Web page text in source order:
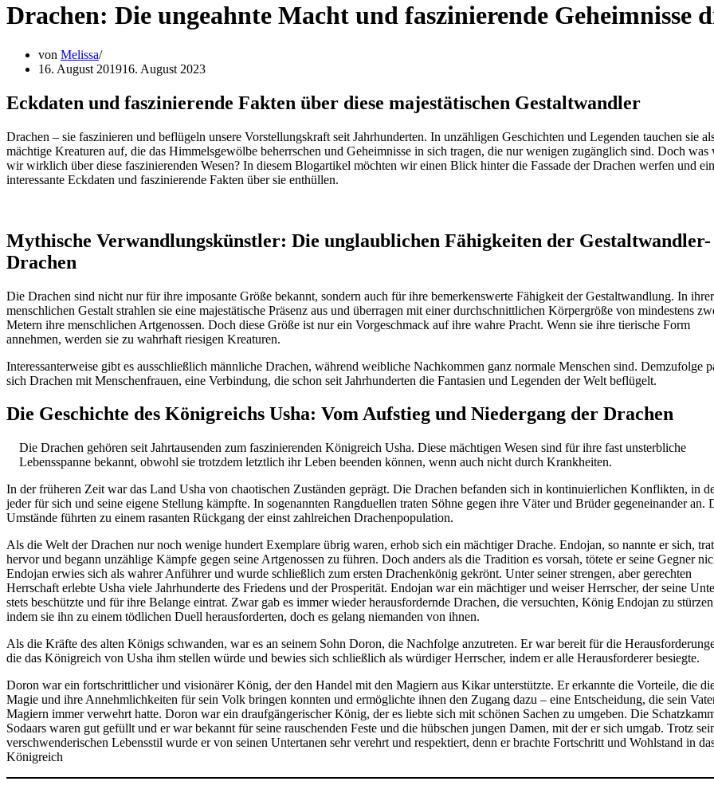
Drachen: Die ungeahnte Macht und faszinierende Geheimnisse
von Melissa
16. August 201916. August 2023
Eckdaten und faszinierende Fakten über diese majestätischen Gestaltwandler
Drachen – sie faszinieren und beflügeln unsere Vorstellungskraft seit Jahrhunderten. In unzähligen Geschichten und Legenden tauchen sie
mächtige Kreaturen auf, die das Himmelsgewölbe beherrschen und Geheimnisse in sich tragen, die nur wenigen zugänglich sind. Doch was
wir wirklich über diese faszinierenden Wesen? In diesem Blogartikel möchten wir einen Blick hinter die Fassade der Drachen werfen und
interessante Eckdaten und faszinierende Fakten über sie enthüllen.
Mythische Verwandlungskünstler: Die unglaublichen Fähigkeiten der Gestaltwandler-
Drachen
Die Drachen sind nicht nur für ihre imposante Größe bekannt, sondern auch für ihre bemerkenswerte Fähigkeit der Gestaltwandlung. In ihrer
menschlichen Gestalt strahlen sie eine majestätische Präsenz aus und überragen mit einer durchschnittlichen Körpergröße von mindestens
Metern ihre menschlichen Artgenossen. Doch diese Größe ist nur ein Vorgeschmack auf ihre wahre Pracht. Wenn sie ihre tierische Form
annehmen, werden sie zu wahrhaft riesigen Kreaturen.
Interessanterweise gibt es ausschließlich männliche Drachen, während weibliche Nachkommen ganz normale Menschen sind. Demzufolge
sich Drachen mit Menschenfrauen, eine Verbindung, die schon seit Jahrhunderten die Fantasien und Legenden der Welt beflügelt.
Die Geschichte des Königreichs Usha: Vom Aufstieg und Niedergang der Drachen
Die Drachen gehören seit Jahrtausenden zum faszinierenden Königreich Usha. Diese mächtigen Wesen sind für ihre fast unsterbliche
Lebensspanne bekannt, obwohl sie trotzdem letztlich ihr Leben beenden können, wenn auch nicht durch Krankheiten.
In der früheren Zeit war das Land Usha von chaotischen Zuständen geprägt. Die Drachen befanden sich in kontinuierlichen Konflikten, in
jeder für sich und seine eigene Stellung kämpfte. In sogenannten Rangduellen traten Söhne gegen ihre Väter und Brüder gegeneinander an.
Umstände führten zu einem rasanten Rückgang der einst zahlreichen Drachenpopulation.
Als die Welt der Drachen nur noch wenige hundert Exemplare übrig waren, erhob sich ein mächtiger Drache. Endojan, so nannte er sich, trat
hervor und begann unzählige Kämpfe gegen seine Artgenossen zu führen. Doch anders als die Tradition es vorsah, tötete er seine Gegner
Endojan erwies sich als wahrer Anführer und wurde schließlich zum ersten Drachenkönig gekrönt. Unter seiner strengen, aber gerechten
Herrschaft erlebte Usha viele Jahrhunderte des Friedens und der Prosperität. Endojan war ein mächtiger und weiser Herrscher, der seine
stets beschützte und für ihre Belange eintrat. Zwar gab es immer wieder herausfordernde Drachen, die versuchten, König Endojan zu
indem sie ihn zu einem tödlichen Duell herausforderten, doch es gelang niemanden von ihnen.
Als die Kräfte des alten Königs schwanden, war es an seinem Sohn Doron, die Nachfolge anzutreten. Er war bereit für die
die das Königreich von Usha ihm stellen würde und bewies sich schließlich als würdiger Herrscher, indem er alle Herausforderer besiegte.
Doron war ein fortschrittlicher und visionärer König, der den Handel mit den Magiern aus Kikar unterstützte. Er erkannte die Vorteile, die
Magie und ihre Annehmlichkeiten für sein Volk bringen konnten und ermöglichte ihnen den Zugang dazu – eine Entscheidung, die sein
Magiern immer verwehrt hatte. Doron war ein draufgängerischer König, der es liebte sich mit schönen Sachen zu umgeben. Die
Sodaars waren gut gefüllt und er war bekannt für seine rauschenden Feste und die hübschen jungen Damen, mit der er sich umgab. Trotz
verschwenderischen Lebensstil wurde er von seinen Untertanen sehr verehrt und respektiert, denn er brachte Fortschritt und Wohlstand in
Königreich